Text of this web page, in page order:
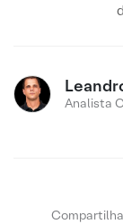
Analista